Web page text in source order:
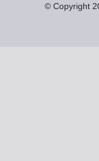
© Copyright